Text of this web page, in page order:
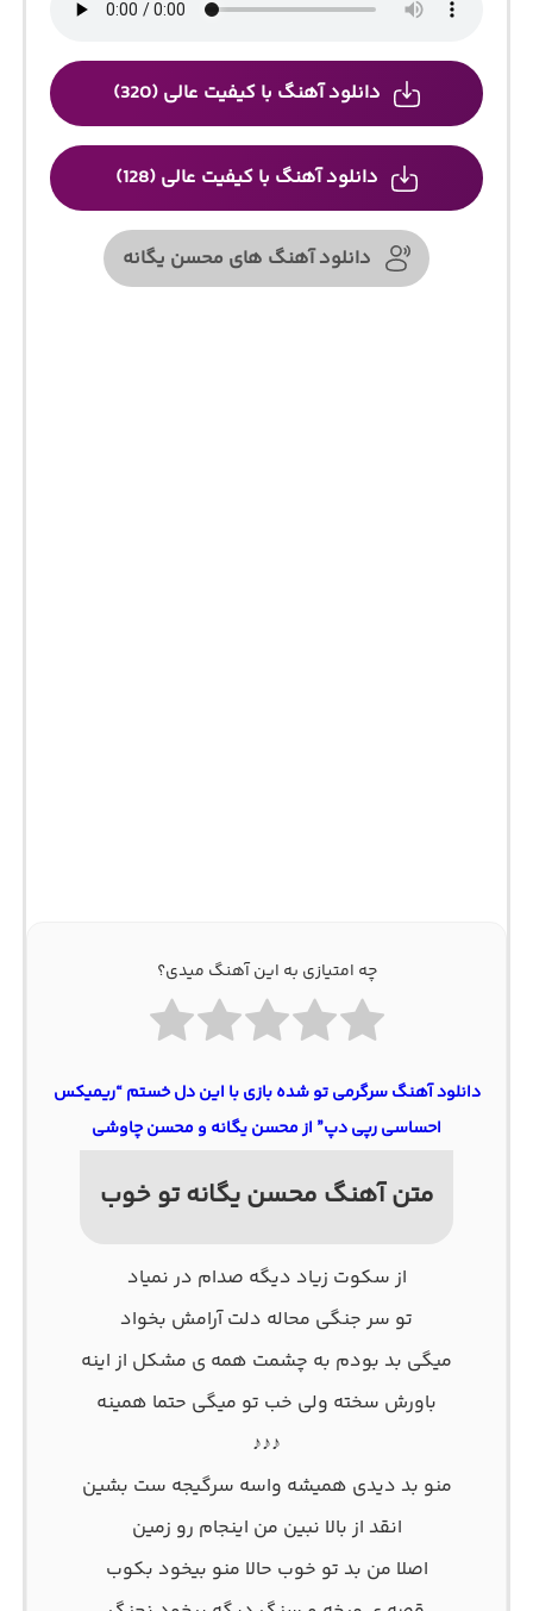
دانلود آهنگ با کیفیت عالی (320)
دانلود آهنگ با کیفیت عالی (128)
دانلود آهنگ های محسن یگانه
چه امتیازی به این آهنگ میدی؟
دانلود آهنگ سرگرمی تو شده بازی با این دل خستم “ریمیکس
احساسی رپی دپ” از محسن یگانه و محسن چاوشی
متن آهنگ محسن یگانه تو خوب
از سکوت زیاد ‌دیگه صدام در نمیاد
تو سر جنگی محاله دلت آرامش بخواد
میگی بد بودم به چشمت همه ی مشکل از اینه
باورش سخته ولی خب تو میگی حتما همینه
♪♪♪
منو بد دیدی همیشه واسه سرگیجه ست بشین
انقد از بالا نبین ‌من اینجام رو زمین
اصلا من بد تو خوب‌ حالا منو بیخود بکوب